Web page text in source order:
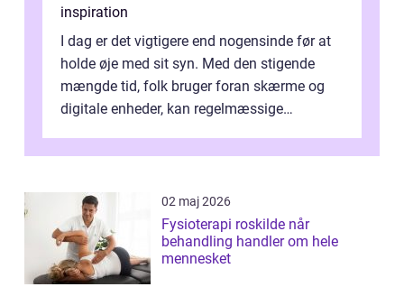
inspiration
I dag er det vigtigere end nogensinde før at
holde øje med sit syn. Med den stigende
mængde tid, folk bruger foran skærme og
digitale enheder, kan regelmæssige
02 maj 2026
Fysioterapi roskilde når
behandling handler om hele
mennesket